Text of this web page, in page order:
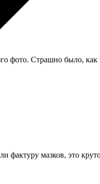
фото. Страшно было,
фактуру мазков, это